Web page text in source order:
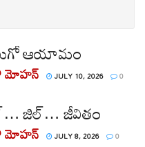
ఆయామం
మోహన్ JULY 10, 2026 0
జిల్… జీవితం
మోహన్ JULY 8, 2026 0